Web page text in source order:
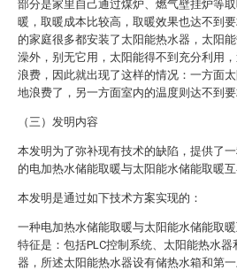
部分是家里自己通过煤炉、燃气壁挂炉等
暖，取暖成本比较高，取暖效果也达不到
的家庭很多都安装了太阳能热水器，太阳
澡外，别无它用，太阳能得不到充分利用
浪费，因此就出现了这样的情况：一方面
地浪费了，另一方面室内的温度则达不到要
（三）发明内容
本发明为了弥补现有技术的缺陷，提供了
的电加热水储能取暖与太阳能水储能取暖互
本发明是通过如下技术方案实现的：
一种电加热水储能取暖与太阳能水储能取
特征是：包括PLC控制系统、太阳能热水器
器，所述太阳能热水器设有储热水箱和第